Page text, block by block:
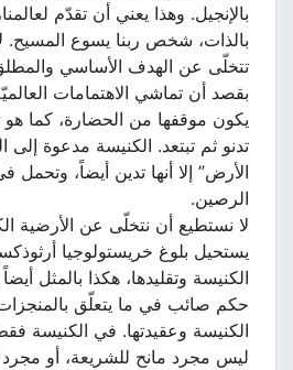
بالإنجيل. وهذا يعني أن تقدّم
بالذات، شخص ربنا يسوع المسيح. لا
تتخلّى عن الهدف الأساسي والمطلق
بقصد أن تماشي الاهتمامات العالميّة
يكون موقفها من الحضارة، كما هو
تدنو ثم تبتعد. الكنيسة مدعوة إلى
الأرض” إلا أنها تدين أيضاً، وتحمل في
الرصين.
لا نستطيع أن نتخلّى عن الأرضية
يستحيل بلوغ خريستولوجيا
الكنيسة وتقليدها، هكذا بالمثل أيضاً
حكم صائب في ما يتعلّق بالمنجزات
الكنيسة وعقيدتها. في الكنيسة
ليس مجرد مانح للشريعة، أو مجرد